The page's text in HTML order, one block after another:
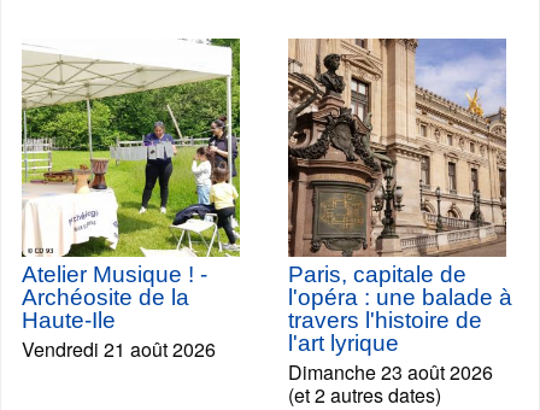
Atelier Musique ! -
Archéosite de la
Haute-Ile
Vendredi 21 août 2026
Paris, capitale de
l'opéra : une balade à
travers l'histoire de
l'art lyrique
Dimanche 23 août 2026
(et 2 autres dates)